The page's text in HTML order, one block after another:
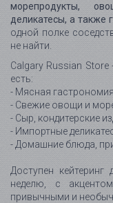
морепродукты,
деликатесы, а также
одной полке
не найти.
Calgary Russian Store
есть:
- Мясная
- Свежие овощи и
- Сыр, кондитерские
- Импортные
- Домашние блюда,
Доступен
неделю, с
привычными и